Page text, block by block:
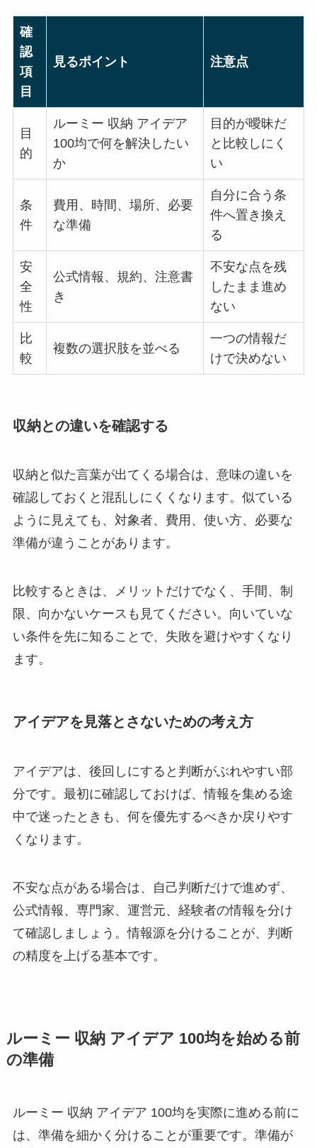
確
認
項
目
見るポイント 注意点
目
的
ルーミー 収納 アイデア
100均で何を解決したい
か
目的が曖昧だ
と比較しにく
い
条
件
費用、時間、場所、必要
な準備
自分に合う条
件へ置き換え
る
安
全
性
公式情報、規約、注意書
き
不安な点を残
したまま進め
ない
比
較
複数の選択肢を並べる
一つの情報だ
けで決めない
収納との違いを確認する
収納と似た言葉が出てくる場合は、意味の違いを
確認しておくと混乱しにくくなります。似ている
ように見えても、対象者、費用、使い方、必要な
準備が違うことがあります。
比較するときは、メリットだけでなく、 手間、制
限、向かないケース も見てください。向いていな
い条件を先に知ることで、失敗を避けやすくなり
ます。
アイデアを見落とさないための考え方
アイデアは、後回しにすると判断がぶれやすい部
分です。最初に確認しておけば、情報を集める途
中で迷ったときも、何を優先するべきか戻りやす
くなります。
不安な点がある場合は、自己判断だけで進めず、
公式情報、専門家、運営元、経験者の情報を分け
て確認しましょう。情報源を分ける ことが、判断
の精度を上げる基本です。
ルーミー 収納 アイデア 100均を始める前
の準備
ルーミー 収納 アイデア 100均を実際に進める前に
は、準備を細かく分けることが重要です。準備が